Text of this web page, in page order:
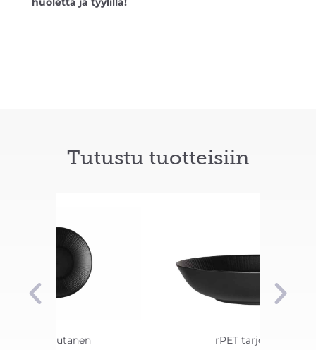
Tutustu tuotteisiin
rPET lautanen rPET tarjoilukulho